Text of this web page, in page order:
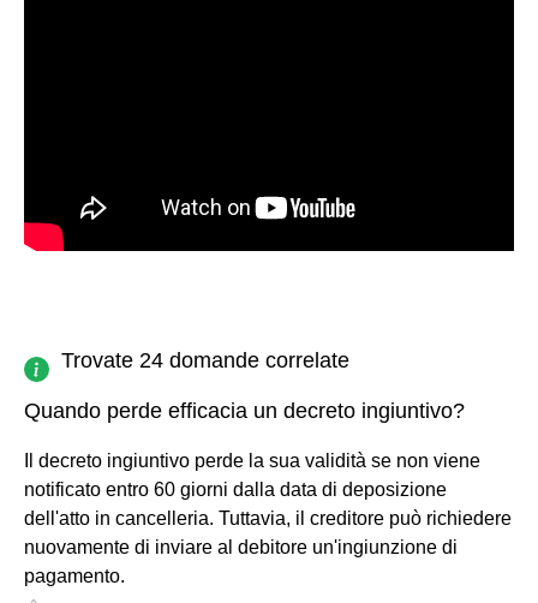
Trovate 24 domande correlate
Quando perde efficacia un decreto ingiuntivo?
Il decreto ingiuntivo perde la sua validità se non viene
notificato entro 60 giorni dalla data di deposizione
dell'atto in cancelleria. Tuttavia, il creditore può richiedere
nuovamente di inviare al debitore un'ingiunzione di
pagamento.